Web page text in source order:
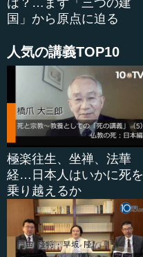
国」から原点に迫る
人気の講義TOP10
極楽往生、坐禅、法華
経…日本人はいかに死を
乗り越えるか